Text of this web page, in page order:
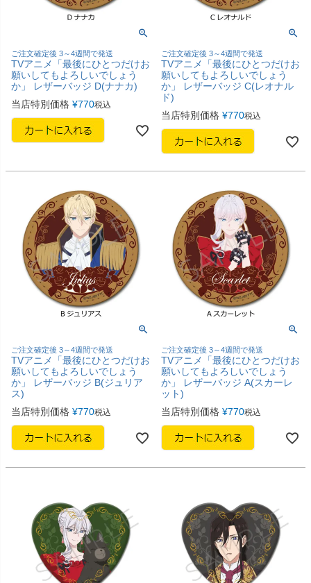
ご注文確定後 3～4週間で発送
TVアニメ「最後にひとつだけお
願いしてもよろしいでしょう
か」 レザーバッジ D(ナナカ)
当店特別価格 ¥770税込
ご注文確定後 3～4週間で発送
TVアニメ「最後にひとつだけお
願いしてもよろしいでしょう
か」 レザーバッジ C(レオナル
ド)
当店特別価格 ¥770税込
ご注文確定後 3～4週間で発送
TVアニメ「最後にひとつだけお
願いしてもよろしいでしょう
か」 レザーバッジ B(ジュリア
ス)
当店特別価格 ¥770税込
ご注文確定後 3～4週間で発送
TVアニメ「最後にひとつだけお
願いしてもよろしいでしょう
か」 レザーバッジ A(スカーレ
ット)
当店特別価格 ¥770税込